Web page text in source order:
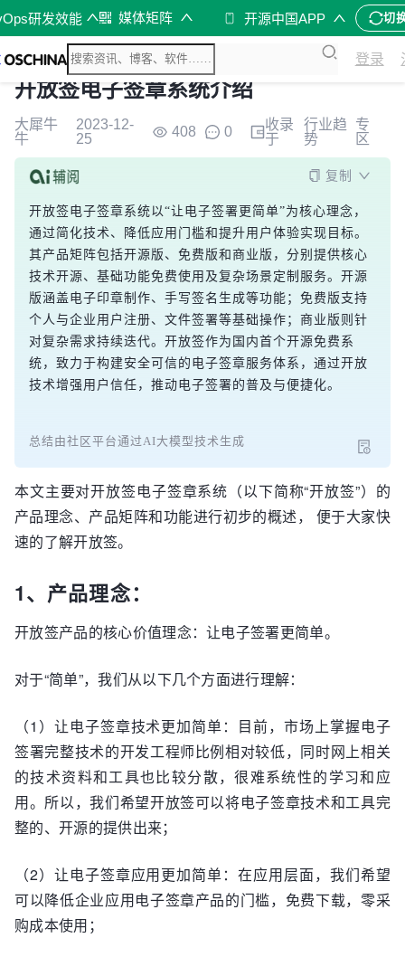
研发效能 媒体矩阵 开源中国APP 切
登录
开放签电子签章系统介绍
大犀牛
牛
2023-12-
25
408 0
收录
于
行业趋
势
专
区
复制
开放签电子签章系统以“让电子签署更简单”为核心理念，
通过简化技术、降低应用门槛和提升用户体验实现目标。
其产品矩阵包括开源版、免费版和商业版，分别提供核心
技术开源、基础功能免费使用及复杂场景定制服务。开源
版涵盖电子印章制作、手写签名生成等功能；免费版支持
个人与企业用户注册、文件签署等基础操作；商业版则针
对复杂需求持续迭代。开放签作为国内首个开源免费系
统，致力于构建安全可信的电子签章服务体系，通过开放
技术增强用户信任，推动电子签署的普及与便捷化。
总结由社区平台通过AI大模型技术生成
本文主要对开放签电子签章系统（以下简称“开放签”）的
产品理念、产品矩阵和功能进行初步的概述， 便于大家快
速的了解开放签。
1、产品理念：
开放签产品的核心价值理念：让电子签署更简单。
对于“简单”，我们从以下几个方面进行理解：
（1）让电子签章技术更加简单：目前，市场上掌握电子
签署完整技术的开发工程师比例相对较低，同时网上相关
的技术资料和工具也比较分散，很难系统性的学习和应
用。所以，我们希望开放签可以将电子签章技术和工具完
整的、开源的提供出来；
（2）让电子签章应用更加简单：在应用层面，我们希望
可以降低企业应用电子签章产品的门槛，免费下载，零采
购成本使用；